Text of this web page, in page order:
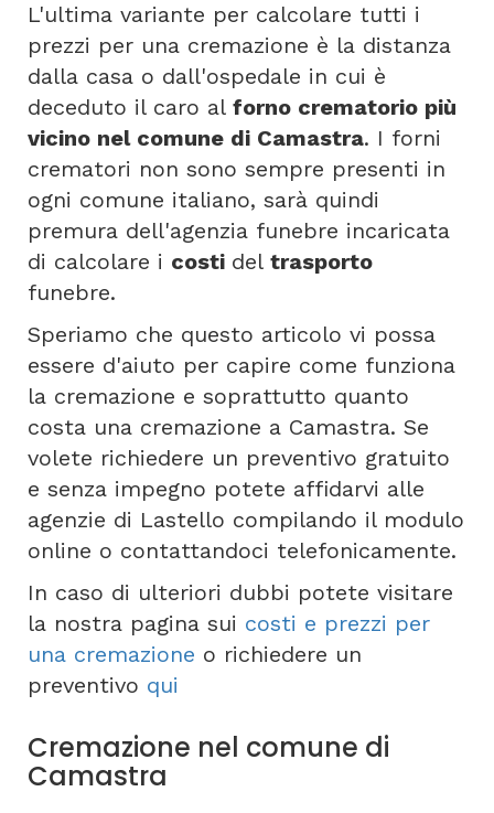
L'ultima variante per calcolare tutti i
prezzi per una cremazione è la distanza
dalla casa o dall'ospedale in cui è
deceduto il caro al forno crematorio più
vicino nel comune di Camastra. I forni
crematori non sono sempre presenti in
ogni comune italiano, sarà quindi
premura dell'agenzia funebre incaricata
di calcolare i costi del trasporto
funebre.
Speriamo che questo articolo vi possa
essere d'aiuto per capire come funziona
la cremazione e soprattutto quanto
costa una cremazione a Camastra. Se
volete richiedere un preventivo gratuito
e senza impegno potete affidarvi alle
agenzie di Lastello compilando il modulo
online o contattandoci telefonicamente.
In caso di ulteriori dubbi potete visitare
la nostra pagina sui costi e prezzi per
una cremazione o richiedere un
preventivo qui
Cremazione nel comune di
Camastra